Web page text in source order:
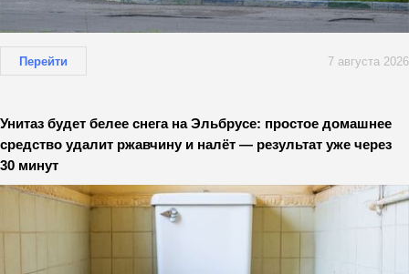
Перейти 7 августа 2026
Унитаз будет белее снега на Эльбрусе: простое домашнее
средство удалит ржавчину и налёт — результат уже через
30 минут